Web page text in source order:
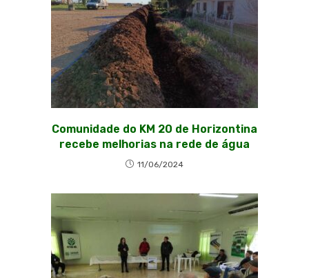
Comunidade do KM 20 de Horizontina
recebe melhorias na rede de água
11/06/2024